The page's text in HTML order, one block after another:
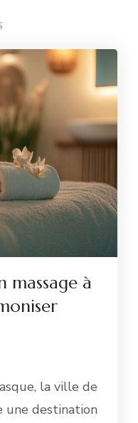
massage à
la ville de
une destination